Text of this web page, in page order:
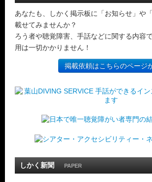
あなたも、しかく掲示板に「お知らせ」や
載せてみませんか？
ろう者や聴覚障害、手話などに関する内容
用は一切かかりません！
掲載依頼はこちらのページ
しかく新聞 PAPER